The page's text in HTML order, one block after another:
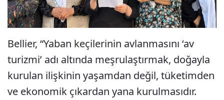
Bellier, “Yaban keçilerinin avlanmasını ‘av
turizmi’ adı altında meşrulaştırmak, doğayla
kurulan ilişkinin yaşamdan değil, tüketimden
ve ekonomik çıkardan yana kurulmasıdır.